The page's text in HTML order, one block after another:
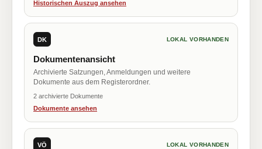
Historischen Auszug ansehen
DK LOKAL VORHANDEN
Dokumentenansicht
Archivierte Satzungen, Anmeldungen und weitere
Dokumente aus dem Registerordner.
2 archivierte Dokumente
Dokumente ansehen
VÖ LOKAL VORHANDEN